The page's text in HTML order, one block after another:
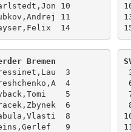
10
11
Bremen
6 Rustemov,Alex 1 : 0 Mchedlishvili  2
7 Czarnota,Pawe ½ : ½ Swiercz,Dariu  3
8 Appel,Ralf    ½ : ½ Ipatov,Alexan  5